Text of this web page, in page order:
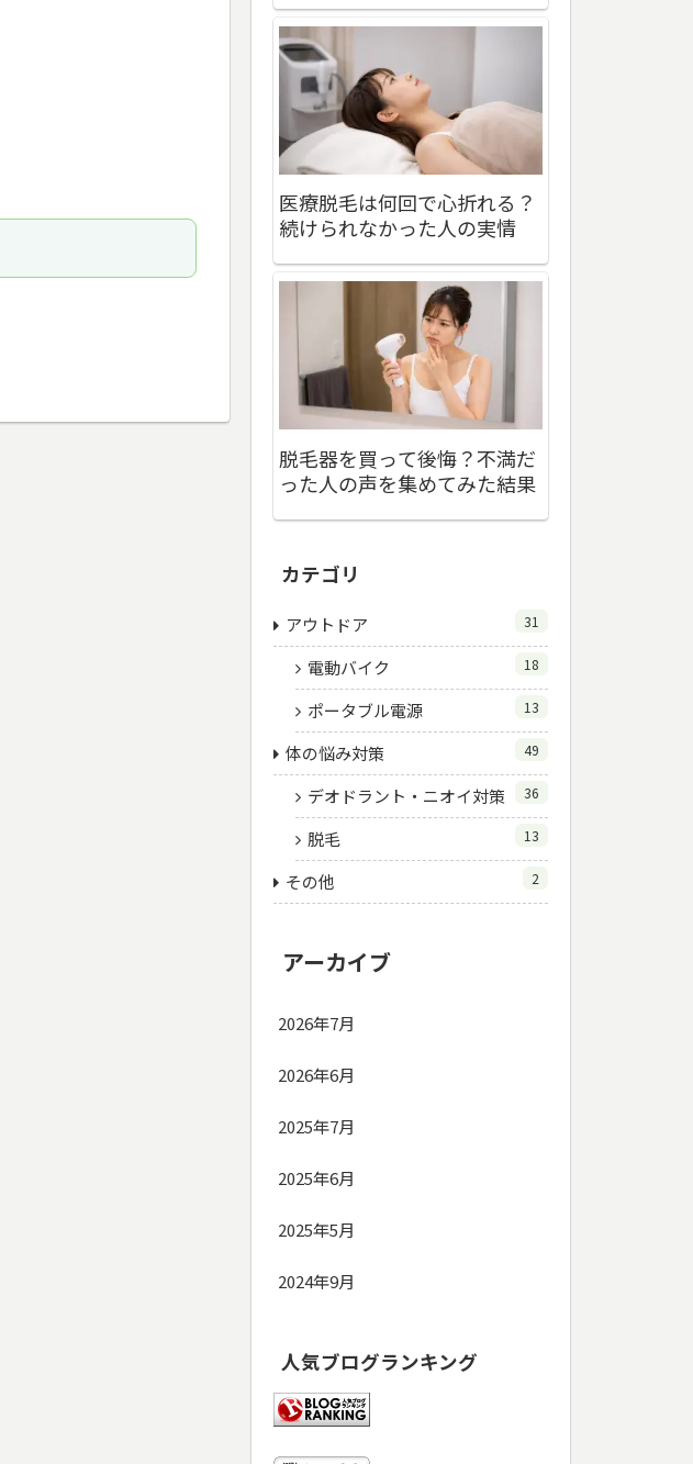
医療脱毛は何回で心折れる？
続けられなかった人の実情
脱毛器を買って後悔？不満だ
った人の声を集めてみた結果
カテゴリ
アウトドア 31
電動バイク 18
ポータブル電源 13
体の悩み対策 49
デオドラント・ニオイ対策 36
脱毛 13
その他 2
アーカイブ
2026年7月
2026年6月
2025年7月
2025年6月
2025年5月
2024年9月
人気ブログランキング